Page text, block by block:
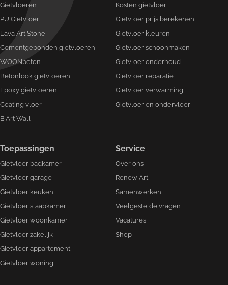
Gietvloeren
PU Gietvloer
Lava Art Stone
Cementgebonden gietvloeren
WOONbeton
Betonlook gietvloeren
Epoxy gietvloeren
Coating vloer
B·Art Wall
Kosten gietvloer
Gietvloer prijs berekenen
Gietvloer kleuren
Gietvloer schoonmaken
Gietvloer onderhoud
Gietvloer reparatie
Gietvloer verwarming
Gietvloer en ondervloer
Toepassingen
Gietvloer badkamer
Gietvloer garage
Gietvloer keuken
Gietvloer slaapkamer
Gietvloer woonkamer
Gietvloer zakelijk
Gietvloer appartement
Gietvloer woning
Service
Over ons
Renew Art
Samenwerken
Veelgestelde vragen
Vacatures
Shop